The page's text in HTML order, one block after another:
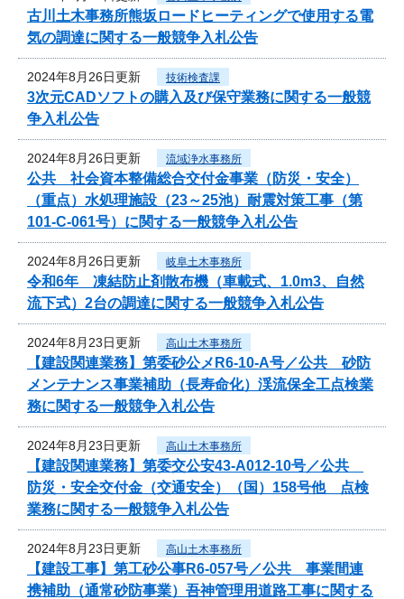
古川土木事務所熊坂ロードヒーティングで使用する電
気の調達に関する一般競争入札公告
2024年8月26日更新 技術検査課
3次元CADソフトの購入及び保守業務に関する一般競
争入札公告
2024年8月26日更新 流域浄水事務所
公共 社会資本整備総合交付金事業（防災・安全）
（重点）水処理施設（23～25池）耐震対策工事（第
101-C-061号）に関する一般競争入札公告
2024年8月26日更新 岐阜土木事務所
令和6年 凍結防止剤散布機（車載式、1.0m3、自然
流下式）2台の調達に関する一般競争入札公告
2024年8月23日更新 高山土木事務所
【建設関連業務】第委砂公メR6-10-A号／公共 砂防
メンテナンス事業補助（長寿命化）渓流保全工点検業
務に関する一般競争入札公告
2024年8月23日更新 高山土木事務所
【建設関連業務】第委交公安43-A012-10号／公共
防災・安全交付金（交通安全）（国）158号他 点検
業務に関する一般競争入札公告
2024年8月23日更新 高山土木事務所
【建設工事】第工砂公事R6-057号／公共 事業間連
携補助（通常砂防事業）吾神管理用道路工事に関する